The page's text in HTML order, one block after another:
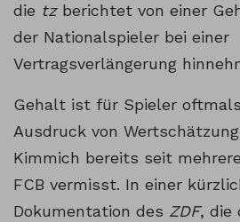
die tz berichtet von einer
der Nationalspieler bei einer
Vertragsverlängerung
Gehalt ist für Spieler
Ausdruck von
Kimmich bereits seit
FCB vermisst. In einer
Dokumentation des ZDF, die